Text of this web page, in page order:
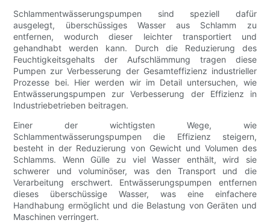
Schlammentwässerungspumpen sind speziell dafür
ausgelegt, überschüssiges Wasser aus Schlamm zu
entfernen, wodurch dieser leichter transportiert und
gehandhabt werden kann. Durch die Reduzierung des
Feuchtigkeitsgehalts der Aufschlämmung tragen diese
Pumpen zur Verbesserung der Gesamteffizienz industrieller
Prozesse bei. Hier werden wir im Detail untersuchen, wie
Entwässerungspumpen zur Verbesserung der Effizienz in
Industriebetrieben beitragen.
Einer der wichtigsten Wege, wie
Schlammentwässerungspumpen die Effizienz steigern,
besteht in der Reduzierung von Gewicht und Volumen des
Schlamms. Wenn Gülle zu viel Wasser enthält, wird sie
schwerer und voluminöser, was den Transport und die
Verarbeitung erschwert. Entwässerungspumpen entfernen
dieses überschüssige Wasser, was eine einfachere
Handhabung ermöglicht und die Belastung von Geräten und
Maschinen verringert.